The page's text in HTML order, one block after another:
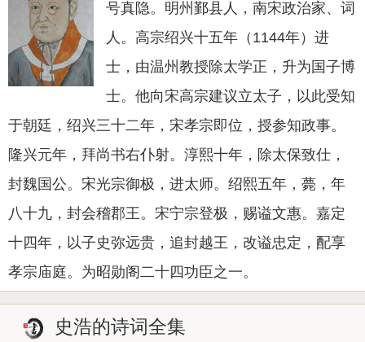
号真隐。明州鄞县人，南宋政治家、词
人。高宗绍兴十五年（1144年）进
士，由温州教授除太学正，升为国子博
士。他向宋高宗建议立太子，以此受知
于朝廷，绍兴三十二年，宋孝宗即位，授参知政事。
隆兴元年，拜尚书右仆射。淳熙十年，除太保致仕，
封魏国公。宋光宗御极，进太师。绍熙五年，薨，年
八十九，封会稽郡王。宋宁宗登极，赐谥文惠。嘉定
十四年，以子史弥远贵，追封越王，改谥忠定，配享
孝宗庙庭。为昭勋阁二十四功臣之一。
史浩的诗词全集